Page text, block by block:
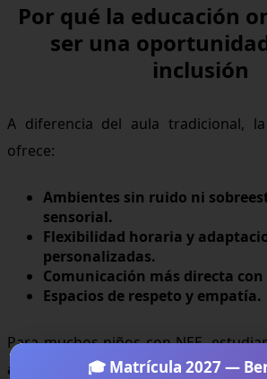
Por qué la educación
ser una
inclusión
A diferencia del aula tradicional,
ofrece:
Ambientes sin ruido ni
sensorial.
Flexibilidad horaria y
personalizadas.
Comunicación más directa con
Espacios de respeto y empatía.
Para muchos niños con NEE,
aislamiento, sino una
🎓 Matrícula 2027 —